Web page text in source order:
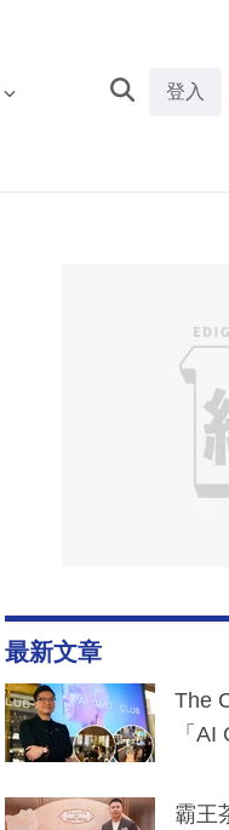
登入
最新文章
The
「
分鐘
霸王